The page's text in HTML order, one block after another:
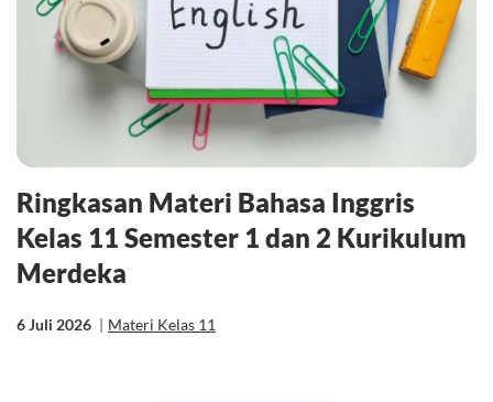
Ringkasan Materi Bahasa Inggris
Kelas 11 Semester 1 dan 2 Kurikulum
Merdeka
6 Juli 2026 | Materi Kelas 11